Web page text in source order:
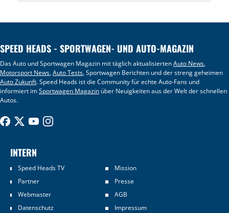
SPEED HEADS - SPORTWAGEN- UND AUTO-MAGAZIN
Das Auto und Sportwagen Magazin mit täglich aktualisiertenAuto News,
Motorsport News,Auto Tests, Sportwagen Berichten und der streng geheimen
Auto Zukunft. Speed Heads ist die Community für echte Auto-Fans und
informiert imSportwagen Magazin über Neuigkeiten aus der Welt der schnellen
Autos.
INTERN
Speed Heads TV
Mission
Partner
Presse
Webmaster
AGB
Datenschutz
Impressum